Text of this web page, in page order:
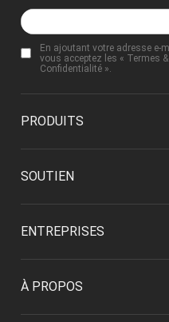
En ajoutant votre adresse e-
vous acceptez les « Termes
Confidentialité ».
PRODUITS
SOUTIEN
ENTREPRISES
À PROPOS